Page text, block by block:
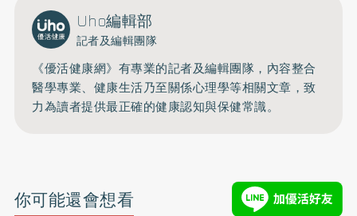
Uho編輯部
記者及編輯團隊
《優活健康網》有專業的記者及編輯團隊，內容整合
醫學專業、健康生活乃至關係心理學等相關文章，致
力為讀者提供最正確的健康認知與保健常識。
你可能還會想看